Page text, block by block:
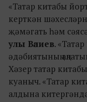
«Татар китабы
керткән
җәмәгать һәм
улы Вәлиев.
әдәбиятының
Хәзер татар
куаныч. «Татар
алдына